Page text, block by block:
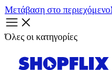
Μετάβαση στο περιεχόμενο
Όλες οι κατηγορίες